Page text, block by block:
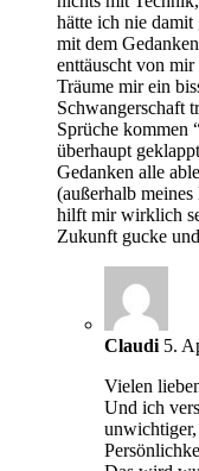
hätte ich nie damit
mit dem
enttäuscht von mir
Träume mir ein
Schwangerschaft
Sprüche kommen
überhaupt
Gedanken alle
(außerhalb
hilft mir wirklich
Zukunft gucke
Claudi 5.
Vielen
Und ich